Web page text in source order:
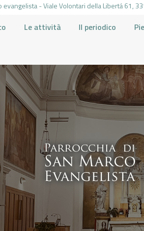
evangelista - Viale Volontari della Libertá 61,
Le attività Il periodico
HOME
LA PARROCCHIA
IL PARROCO
LE ATTIVITÀ
IL PERIODICO
PIERABECH
FOTO E VIDEO